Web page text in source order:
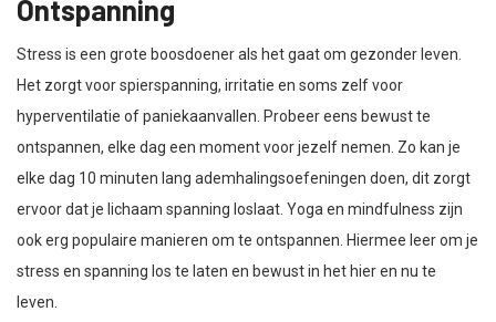
Ontspanning
Stress is een grote boosdoener als het gaat om gezonder leven.
Het zorgt voor spierspanning, irritatie en soms zelf voor
hyperventilatie of paniekaanvallen. Probeer eens bewust te
ontspannen, elke dag een moment voor jezelf nemen. Zo kan je
elke dag 10 minuten lang ademhalingsoefeningen doen, dit zorgt
ervoor dat je lichaam spanning loslaat. Yoga en mindfulness zijn
ook erg populaire manieren om te ontspannen. Hiermee leer om je
stress en spanning los te laten en bewust in het hier en nu te
leven.